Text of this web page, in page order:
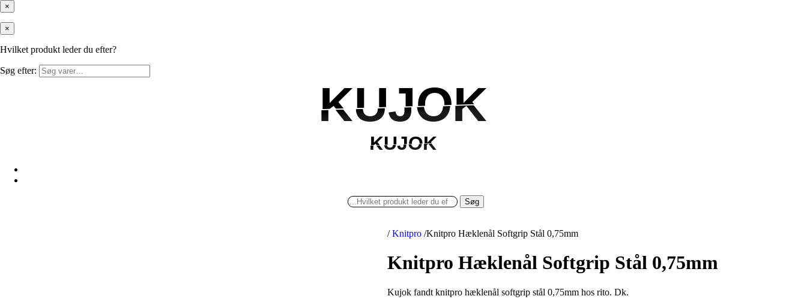
×
×
Hvilket produkt leder du efter?
Søg efter:
KUJOK
KUJOK
KUJOK
KUJOK
Søg
/ Knitpro /Knitpro Hæklenål Softgrip Stål 0,75mm
Knitpro Hæklenål Softgrip Stål 0,75mm
Kujok fandt knitpro hæklenål softgrip stål 0,75mm hos rito. Dk.